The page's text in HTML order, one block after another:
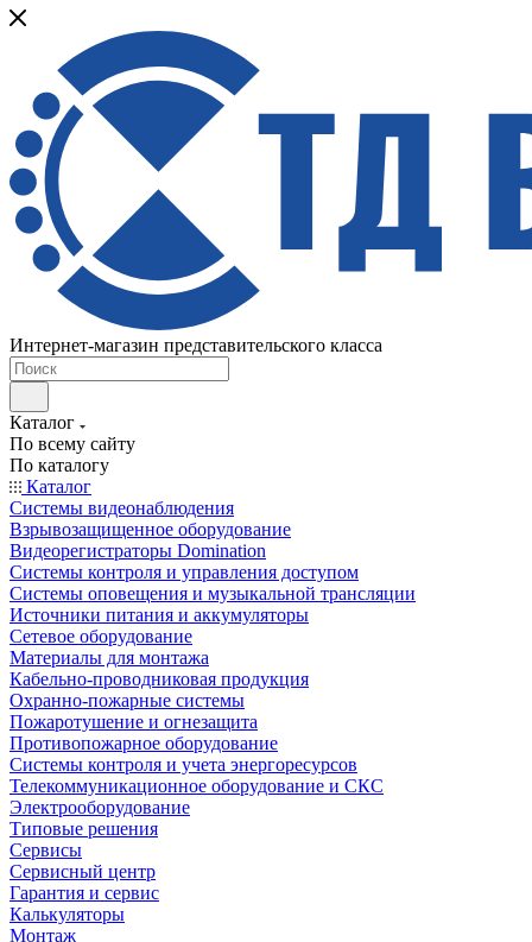
Интернет-магазин представительского класса
Каталог
По всему сайту
По каталогу
Каталог
Системы видеонаблюдения
Взрывозащищенное оборудование
Видеорегистраторы Domination
Системы контроля и управления доступом
Системы оповещения и музыкальной трансляции
Источники питания и аккумуляторы
Сетевое оборудование
Материалы для монтажа
Кабельно-проводниковая продукция
Охранно-пожарные системы
Пожаротушение и огнезащита
Противопожарное оборудование
Системы контроля и учета энергоресурсов
Телекоммуникационное оборудование и СКС
Электрооборудование
Типовые решения
Сервисы
Сервисный центр
Гарантия и сервис
Калькуляторы
Монтаж